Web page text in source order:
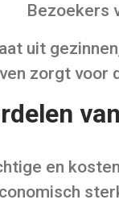
Bezoekers
uit
zorgt voor
en